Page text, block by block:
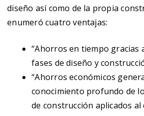
diseño así como de la propia
enumeró cuatro ventajas:
“Ahorros en tiempo gracias
fases de diseño y
“Ahorros económicos
conocimiento profundo de
de construcción aplicados al